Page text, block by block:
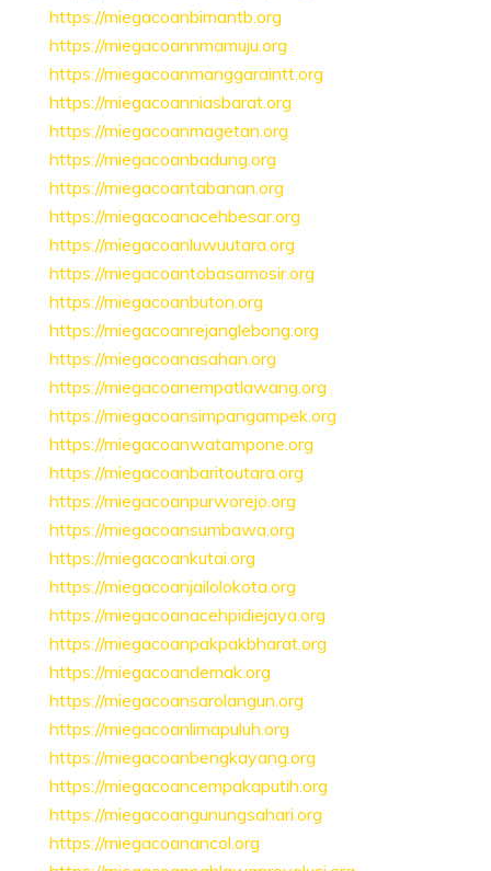
https://miegacoanbimantb.org
https://miegacoannmamuju.org
https://miegacoanmanggaraintt.org
https://miegacoanniasbarat.org
https://miegacoanmagetan.org
https://miegacoanbadung.org
https://miegacoantabanan.org
https://miegacoanacehbesar.org
https://miegacoanluwuutara.org
https://miegacoantobasamosir.org
https://miegacoanbuton.org
https://miegacoanrejanglebong.org
https://miegacoanasahan.org
https://miegacoanempatlawang.org
https://miegacoansimpangampek.org
https://miegacoanwatampone.org
https://miegacoanbaritoutara.org
https://miegacoanpurworejo.org
https://miegacoansumbawa.org
https://miegacoankutai.org
https://miegacoanjailolokota.org
https://miegacoanacehpidiejaya.org
https://miegacoanpakpakbharat.org
https://miegacoandemak.org
https://miegacoansarolangun.org
https://miegacoanlimapuluh.org
https://miegacoanbengkayang.org
https://miegacoancempakaputih.org
https://miegacoangunungsahari.org
https://miegacoanancol.org